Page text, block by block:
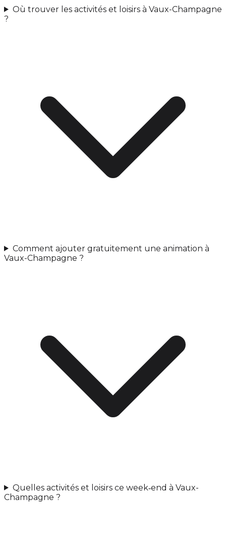
Où trouver les activités et loisirs à Vaux-Champagne
?
Comment ajouter gratuitement une animation à
Vaux-Champagne ?
Quelles activités et loisirs ce week‑end à Vaux-
Champagne ?